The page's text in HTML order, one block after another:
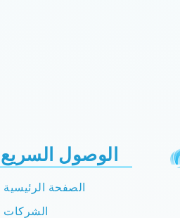
الوصول السريع
الصفحة الرئيسية
الشركات